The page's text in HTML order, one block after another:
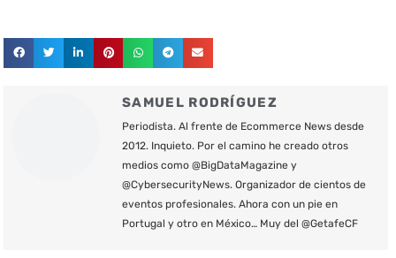
SAMUEL RODRÍGUEZ
Periodista. Al frente de Ecommerce News desde
2012. Inquieto. Por el camino he creado otros
medios como @BigDataMagazine y
@CybersecurityNews. Organizador de cientos de
eventos profesionales. Ahora con un pie en
Portugal y otro en México… Muy del @GetafeCF